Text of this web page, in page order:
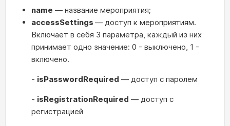
name — название мероприятия;
accessSettings — доступ к мероприятиям.
Включает в себя 3 параметра, каждый из них
принимает одно значение: 0 - выключено, 1 -
включено.
- isPasswordRequired — доступ с паролем
- isRegistrationRequired — доступ с
регистрацией